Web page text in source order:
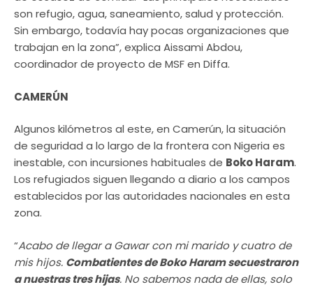
son refugio, agua, saneamiento, salud y protección.
Sin embargo, todavía hay pocas organizaciones que
trabajan en la zona”, explica Aissami Abdou,
coordinador de proyecto de MSF en Diffa.
CAMERÚN
Algunos kilómetros al este, en Camerún, la situación
de seguridad a lo largo de la frontera con Nigeria es
inestable, con incursiones habituales de Boko Haram.
Los refugiados siguen llegando a diario a los campos
establecidos por las autoridades nacionales en esta
zona.
“Acabo de llegar a Gawar con mi marido y cuatro de
mis hijos. Combatientes de Boko Haram secuestraron
a nuestras tres hijas. No sabemos nada de ellas, solo